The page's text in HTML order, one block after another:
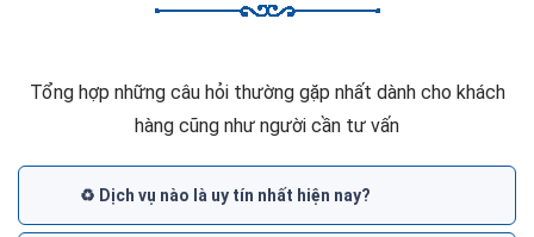
Tổng hợp những câu hỏi thường gặp nhất dành cho khách
hàng cũng như người cần tư vấn
♻️ Dịch vụ nào là uy tín nhất hiện nay?